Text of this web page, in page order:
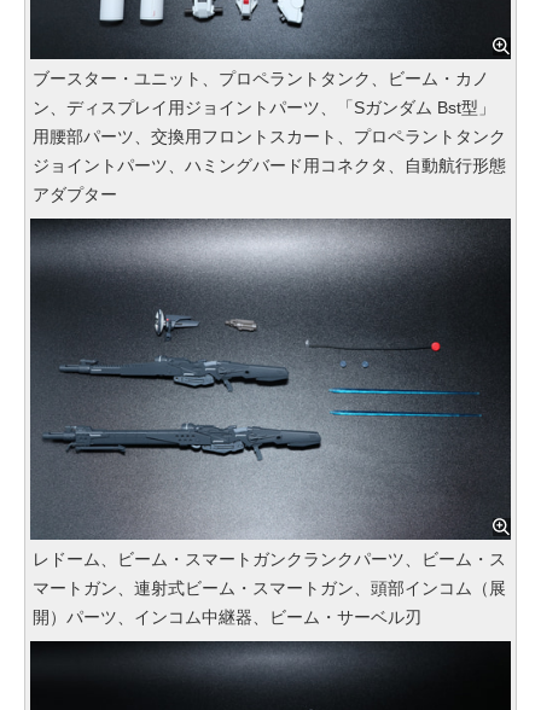
ブースター・ユニット、プロペラントタンク、ビーム・カノ
ン、ディスプレイ用ジョイントパーツ、「Sガンダム Bst型」
用腰部パーツ、交換用フロントスカート、プロペラントタンク
ジョイントパーツ、ハミングバード用コネクタ、自動航行形態
アダプター
レドーム、ビーム・スマートガンクランクパーツ、ビーム・ス
マートガン、連射式ビーム・スマートガン、頭部インコム（展
開）パーツ、インコム中継器、ビーム・サーベル刃